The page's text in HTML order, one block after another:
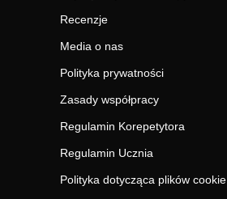
Recenzje
Media o nas
Polityka prywatności
Zasady współpracy
Regulamin Korepetytora
Regulamin Ucznia
Polityka dotycząca plików cookie